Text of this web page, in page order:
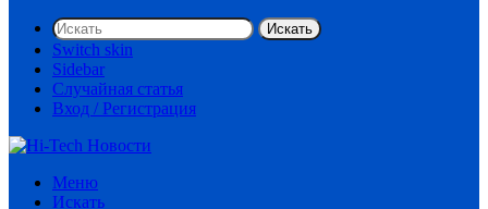
Искать
Switch skin
Sidebar
Случайная статья
Вход / Регистрация
Меню
Искать